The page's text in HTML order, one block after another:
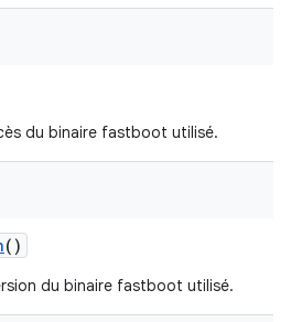
du binaire fastboot utilisé.
()
du binaire fastboot utilisé.